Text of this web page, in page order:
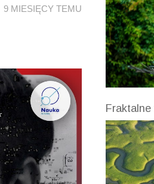
9 MIESIĘCY TEMU